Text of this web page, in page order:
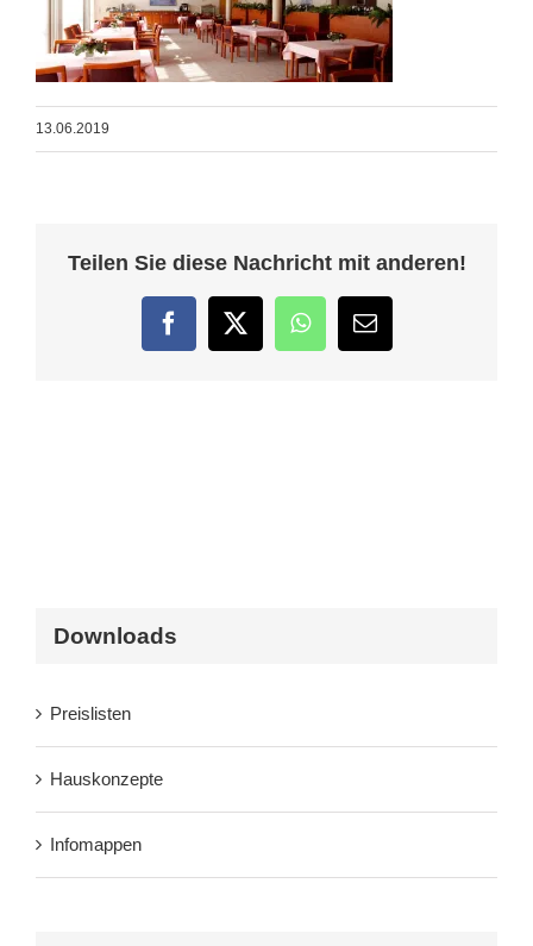
13.06.2019
Teilen Sie diese Nachricht mit anderen!
FacebookTwitterWhatsApp
E-
Mail
Downloads
Preislisten
Hauskonzepte
Infomappen